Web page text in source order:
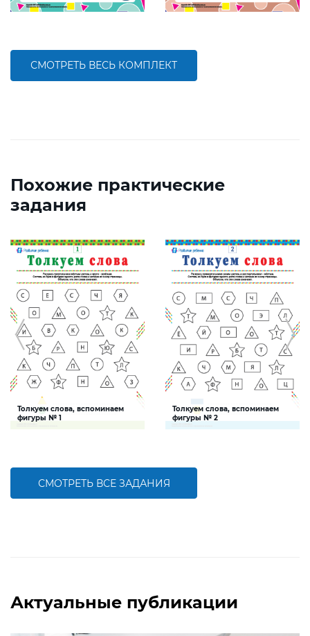
СМОТРЕТЬ ВЕСЬ КОМПЛЕКТ
Похожие практические
задания
Толкуем слова, вспоминаем
фигуры № 1
Толкуем слова, вспоминаем
фигуры № 2
СМОТРЕТЬ ВСЕ ЗАДАНИЯ
Актуальные публикации